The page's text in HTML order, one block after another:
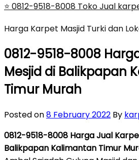
⭐ 0812-9518-8008 Toko Jual
Harga Karpet Masjid Turki dan
0812-9518-8008
Mesjid di Balikpapan
Timur Murah
Posted on8 February 2022 By
0812-9518-8008 Harga Jual
Balikpapan Kalimantan Timur